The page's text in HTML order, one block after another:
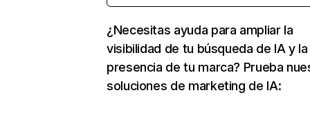
¿Necesitas ayuda para ampliar la
visibilidad de tu búsqueda de IA y la
presencia de tu marca? Prueba
soluciones de marketing de IA: